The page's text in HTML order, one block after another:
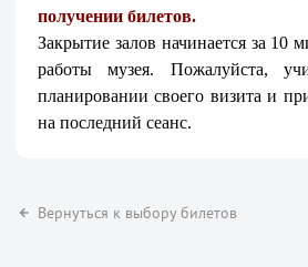
получении билетов.
Закрытие залов начинается за 10
работы музея. Пожалуйста,
планировании своего визита и
на последний сеанс.
Вернуться к выбору билетов